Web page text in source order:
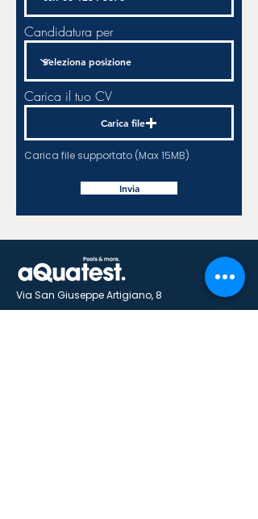
Candidatura per
Carica il tuo CV
Carica file
Carica file supportato (Max 15MB)
Invia
Via San Giuseppe Artigiano, 8
Costermano sul Garda - 37010 - VR